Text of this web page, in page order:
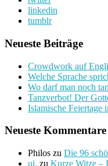
linkedin
tumblr
Neueste Beiträge
Crowdwork auf
Welche Sprache
Wo darf man noch
Tanzverbot! Der
Islamische Feiertage
Neueste Kommentare
Philos zu Die 96
ui. zu Kurze Witze –